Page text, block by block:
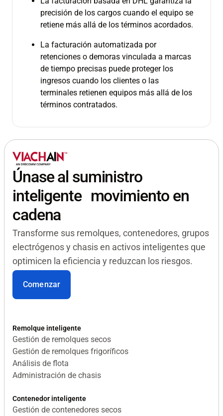
precisión de los cargos cuando el equipo se
retiene más allá de los términos acordados.
La facturación automatizada por
retenciones o demoras vinculada a marcas
de tiempo precisas puede proteger los
ingresos cuando los clientes o las
terminales retienen equipos más allá de los
términos contratados.
Únase al suministro
inteligente movimiento en
cadena
Transforme sus remolques, contenedores, grupos
electrógenos y chasis en activos inteligentes que
optimicen la eficiencia y reduzcan los riesgos.
Comenzar
Remolque inteligente
Gestión de remolques secos
Gestión de remolques frigoríficos
Análisis de flota
Administración de chasis
Contenedor inteligente
Gestión de contenedores secos